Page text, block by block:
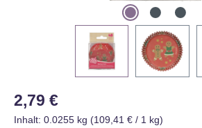
Regulärer Preis:
2,79 €
Inhalt: 0.0255 kg (109,41 € / 1 kg)